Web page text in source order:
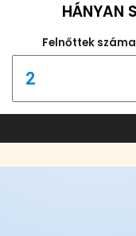
HÁNYAN
Felnőttek száma